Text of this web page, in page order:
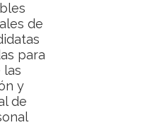
de
para
las
y
de